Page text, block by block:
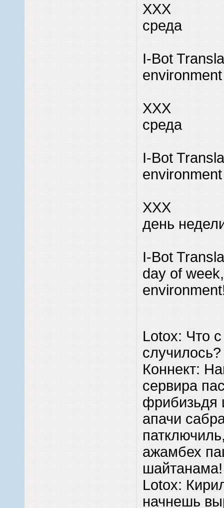
XXX
среда
I-Bot
environment
XXX
среда
I-Bot
environment
XXX
день
I-Bot
day of
Lotox: Что
случилось?
Коннект:
сервира
фрибизьдя
апачи
ажамбех
шайтанама!
Lotox:
начнешь